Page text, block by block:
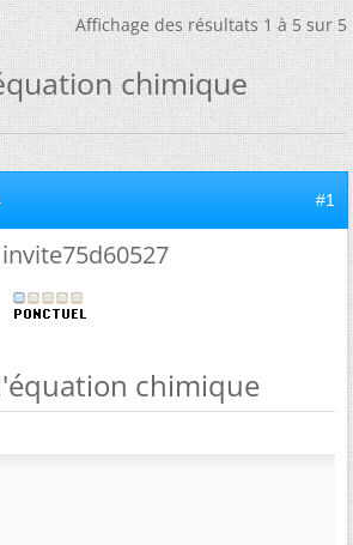
Affichage des résultats 1 à 5 sur 5
chimique
#1
invite75d60527
chimique